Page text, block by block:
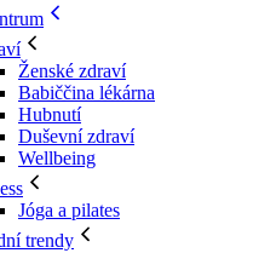
Ženské zdraví
Babiččina lékárna
Hubnutí
Duševní zdraví
Wellbeing
Jóga a pilates
trendy